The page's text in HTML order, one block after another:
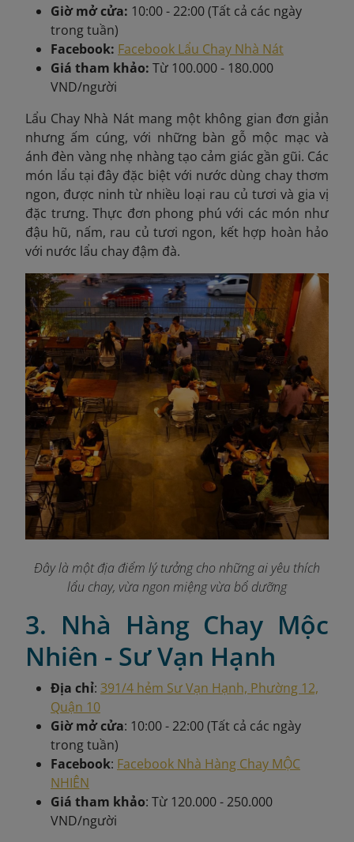
Giờ mở cửa: 10:00 - 22:00 (Tất cả các ngày
trong tuần)
Facebook: Facebook Lẩu Chay Nhà Nát
Giá tham khảo: Từ 100.000 - 180.000
VND/người
Lẩu Chay Nhà Nát mang một không gian đơn giản
nhưng ấm cúng, với những bàn gỗ mộc mạc và
ánh đèn vàng nhẹ nhàng tạo cảm giác gần gũi. Các
món lẩu tại đây đặc biệt với nước dùng chay thơm
ngon, được ninh từ nhiều loại rau củ tươi và gia vị
đặc trưng. Thực đơn phong phú với các món như
đậu hũ, nấm, rau củ tươi ngon, kết hợp hoàn hảo
với nước lẩu chay đậm đà.
Đây là một địa điểm lý tưởng cho những ai yêu thích
lẩu chay, vừa ngon miệng vừa bổ dưỡng
3. Nhà Hàng Chay Mộc
Nhiên - Sư Vạn Hạnh
Địa chỉ: 391/4 hẻm Sư Vạn Hạnh, Phường 12,
Quận 10
Giờ mở cửa: 10:00 - 22:00 (Tất cả các ngày
trong tuần)
Facebook: Facebook Nhà Hàng Chay MỘC
NHIÊN
Giá tham khảo: Từ 120.000 - 250.000
VND/người